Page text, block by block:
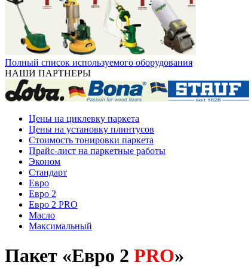
Полный список используемого оборудования
НАШИ ПАРТНЕРЫ
Цены на циклевку паркета
Цены на установку плинтусов
Стоимость тонировки паркета
Прайс-лист на паркетные работы
Эконом
Стандарт
Евро
Евро 2
Евро 2 PRO
Масло
Максимальный
Пакет «Евро 2 PRO»